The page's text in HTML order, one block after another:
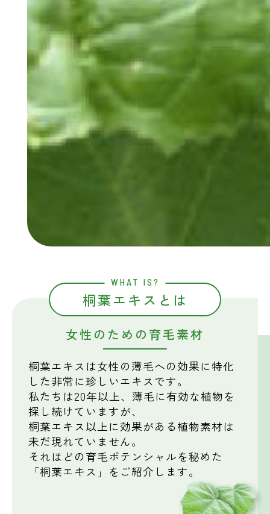
WHAT IS?
桐葉エキスとは
女性のための育毛素材
桐葉エキスは女性の薄毛への効果に特化
した非常に珍しいエキスです。
私たちは20年以上、薄毛に有効な植物を
探し続けていますが、
桐葉エキス以上に効果がある植物素材は
未だ現れていません。
それほどの育毛ポテンシャルを秘めた
「桐葉エキス」をご紹介します。